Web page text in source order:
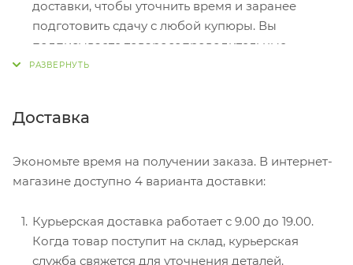
доставки, чтобы уточнить время и заранее
подготовить сдачу с любой купюры. Вы
подписываете товаросопроводительные
документы, вносите денежные средства,
перенаправит вас на сервер системы ASSIST.
Здесь нужно ввести номер карты, срок действия
Электронные системы при онлайн-заказе:
PayPal, WebMoney и Яндекс.Деньги. Для
Доставка
Экономьте время на получении заказа. В интернет-
магазине доступно 4 варианта доставки:
Курьерская доставка работает с 9.00 до 19.00.
Когда товар поступит на склад, курьерская
служба свяжется для уточнения деталей.